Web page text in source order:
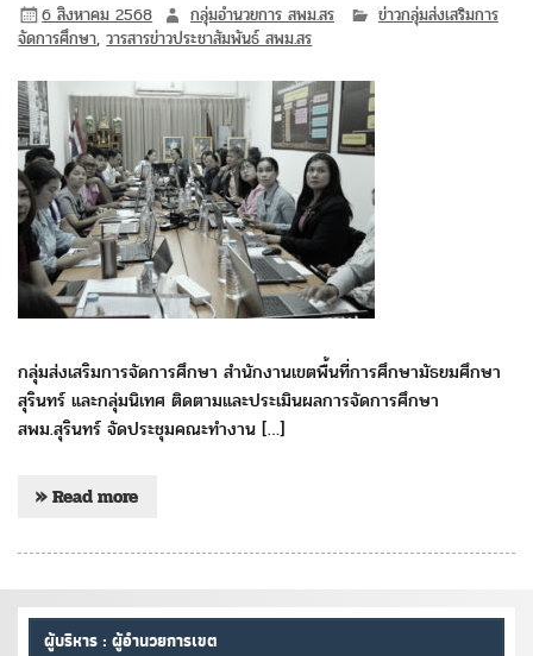
6 สิงหาคม 2568 กลุ่มอำนวยการ สพม.สร
ข่าวกลุ่มส่งเสริมการ
จัดการศึกษา,วารสารข่าวประชาสัมพันธ์ สพม.สร
กลุ่มส่งเสริมการจัดการศึกษา สำนักงานเขตพื้นที่การศึกษามัธยมศึกษา
สุรินทร์ และกลุ่มนิเทศ ติดตามและประเมินผลการจัดการศึกษา
สพม.สุรินทร์ จัดประชุมคณะทำงาน […]
» Read more
ผู้บริหาร : ผู้อำนวยการเขต